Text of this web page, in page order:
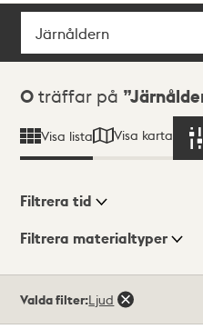
Sök
Sökresultat
0 träffar på
Visa lista Visa karta
Visningsläge
Filtrera tid
Filtrera materialtyper
träffar
Valda filter:Ljud